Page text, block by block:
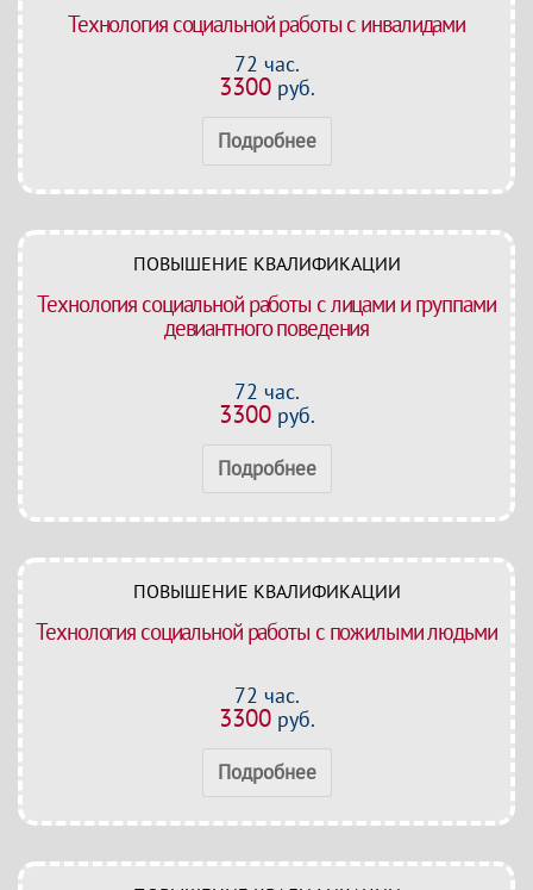
Технология социальной работы с инвалидами
72 час.
3300руб.
Подробнее
ПОВЫШЕНИЕ КВАЛИФИКАЦИИ
Технология социальной работы с лицами и группами
девиантного поведения
72 час.
3300руб.
Подробнее
ПОВЫШЕНИЕ КВАЛИФИКАЦИИ
Технология социальной работы с пожилыми людьми
72 час.
3300руб.
Подробнее